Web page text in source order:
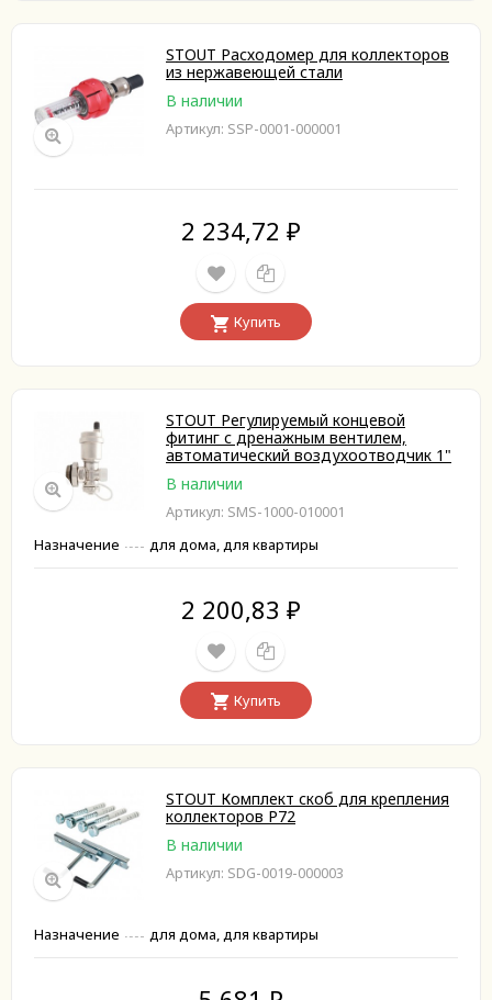
STOUT Расходомер для коллекторов
из нержавеющей стали
В наличии
Артикул: SSP-0001-000001
2 234,72 ₽
Купить
STOUT Регулируемый концевой
фитинг с дренажным вентилем,
автоматический воздухоотводчик 1"
В наличии
Артикул: SMS-1000-010001
Назначение для дома, для квартиры
2 200,83 ₽
Купить
STOUT Комплект скоб для крепления
коллекторов P72
В наличии
Артикул: SDG-0019-000003
Назначение для дома, для квартиры